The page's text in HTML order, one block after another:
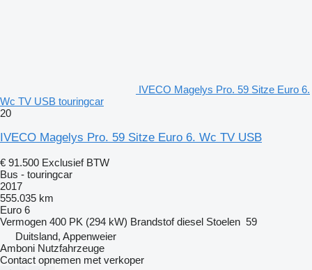
IVECO Magelys Pro. 59 Sitze Euro 6.
Wc TV USB touringcar
20
IVECO Magelys Pro. 59 Sitze Euro 6. Wc TV USB
€ 91.500 Exclusief BTW
Bus - touringcar
2017
555.035 km
Euro 6
Vermogen 400 PK (294 kW) Brandstof diesel Stoelen 59
Duitsland, Appenweier
Amboni Nutzfahrzeuge
Contact opnemen met verkoper